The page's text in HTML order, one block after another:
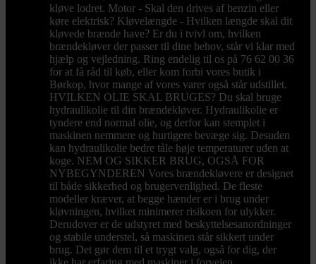
kløve lodret. Motor - Skal den drives af benzin eller
køre elektrisk? Kløvelængde - Hvilken længde skal dit
kløvede brænde have? Er du i tvivl om, hvilken
brændekløver der passer til dine behov, står vi klar med
hjælp og vejledning. Ring endelig til os på 76 62 00 36
for at få råd til køb, eller kom forbi vores butik i
Børkop, hvor mange af vores varer også står udstillet.
HVILKEN OLIE SKAL BRUGES? Du skal bruge
hydraulikolie til din brændekløver. Hydraulikolie er
tyndere end normal olie, og derfor kan stemplet i
maskinen nemmere og hurtigere bevæge sig. Desuden
kan hydraulikolie bedre tåle høje temperaturer uden at
koge. NEM OG SIKKER BRUG, OGSÅ FOR
NYBEGYNDEREN Vores brændekløvere er designet
til både sikkerhed og brugervenlighed. De fleste
modeller kræver, at begge hænder er i brug under
kløvningen, hvilket minimerer risikoen for ulykker.
Derudover er de udstyret med beskyttelsesanordninger
og stabile understel, så maskinen står sikkert under
brug. Det gør dem til et trygt valg, også for dig, der